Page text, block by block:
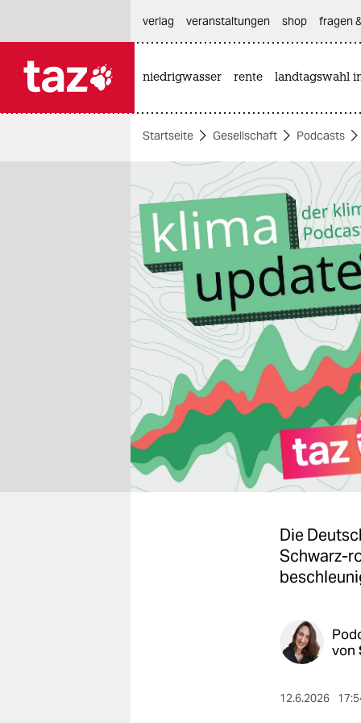
themen
politik
öko
gesellschaft
kultur
sport
berlin
nord
wahrheit
verlag
verlag
veranstaltungen shop fragen
niedrigwasser rente landtagswahl
Startseite Gesellschaft Podcasts
Die
Schwarz-
von
12.6.2026